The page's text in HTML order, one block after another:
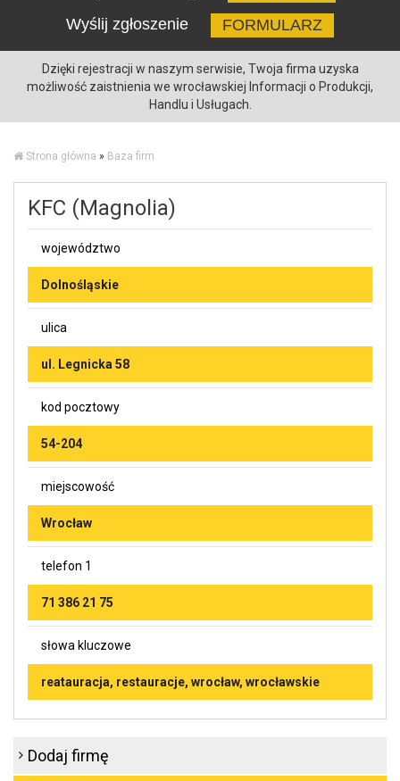
Wyślij zgłoszenie
FORMULARZ
Dzięki rejestracji w naszym serwisie, Twoja firma uzyska
możliwość zaistnienia we wrocławskiej Informacji o Produkcji,
Handlu i Usługach.
Strona główna » Baza firm
KFC (Magnolia)
województwo
Dolnośląskie
ulica
ul. Legnicka 58
kod pocztowy
54-204
miejscowość
Wrocław
telefon 1
71 386 21 75
słowa kluczowe
reatauracja, restauracje, wrocław, wrocławskie
Dodaj firmę